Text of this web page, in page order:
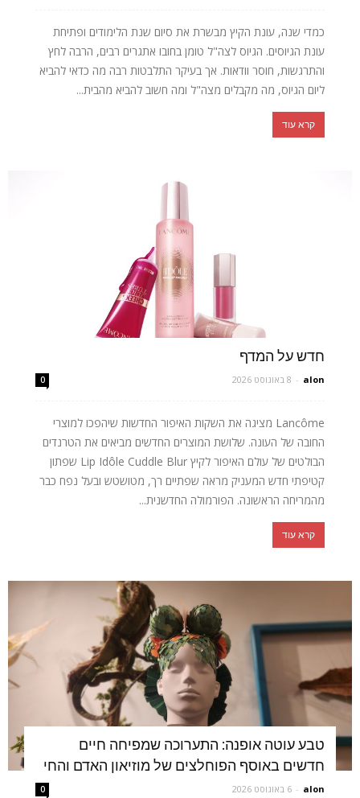
כמדי שנה, עונת הקיץ מבשרת את סיום שנת הלימודים ופתיחת
עונת הגיוסים. הגיוס לצה"ל טומן בחובו אתגרים רבים, הרבה לחץ
והתרגשות, חוסר וודאות. אך בעיקר התלבטות רבה מה כדאי להביא
ליום הגיוס, מה מקבלים מצה"ל ומה חשוב להביא מהבית...
קרא עוד
חדש על המדף
alon
- 8 באוגוסט 2026 0
Lancôme מציגה את השקות האיפור החדשות שיהפכו למוצרי
החובה של העונה. שלושת המוצרים החדשים מביאים את הטרנדים
הבולטים של עולם האיפור לקיץ Lip Idôle Cuddle Blur שפתון
קטיפתי חדש המעניק מראה שפתיים רך, מטושטש ובעל נפח כבר
מהמריחה הראשונה. הפורמולה החדשנית...
קרא עוד
טבע עוטה אופנה: התערוכה שמפיחה חיים
חדשים באוסף הפוחלצים של מוזיאון האדם והחי
alon
- 6 באוגוסט 2026 0